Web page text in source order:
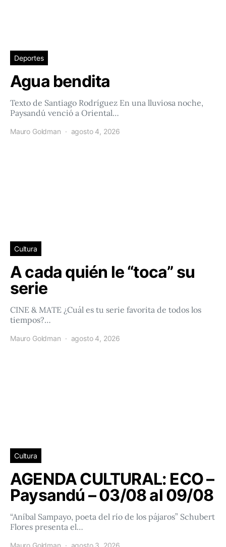
Deportes
Agua bendita
Texto de Santiago Rodríguez En una lluviosa noche,
Paysandú venció a Oriental…
Mauro Goldman agosto 4, 2026
Cultura
A cada quién le “toca” su
serie
CINE & MATE ¿Cuál es tu serie favorita de todos los
tiempos?…
Mauro Goldman agosto 4, 2026
Cultura
AGENDA CULTURAL: ECO –
Paysandú – 03/08 al 09/08
“Aníbal Sampayo, poeta del río de los pájaros” Schubert
Flores presenta el…